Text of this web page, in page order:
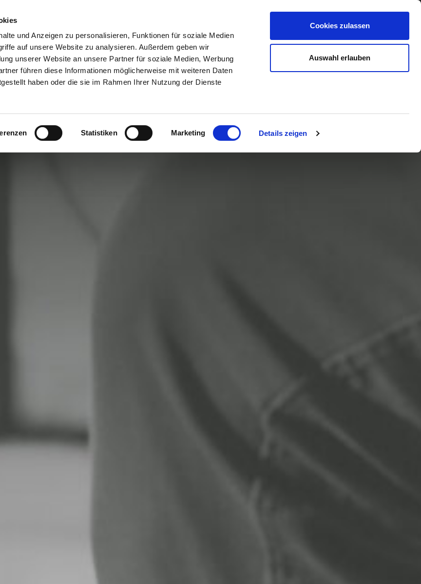
und Anzeigen zu personalisieren, Funktionen für soziale Medien
auf unsere Website zu analysieren. Außerdem geben wir
unserer Website an unsere Partner für soziale Medien, Werbung
führen diese Informationen möglicherweise mit weiteren Daten
haben oder die sie im Rahmen Ihrer Nutzung der Dienste
Statistiken Marketing Details zeigen
Cookies zulassen
Auswahl erlauben
steuerlich. gesund. beraten.